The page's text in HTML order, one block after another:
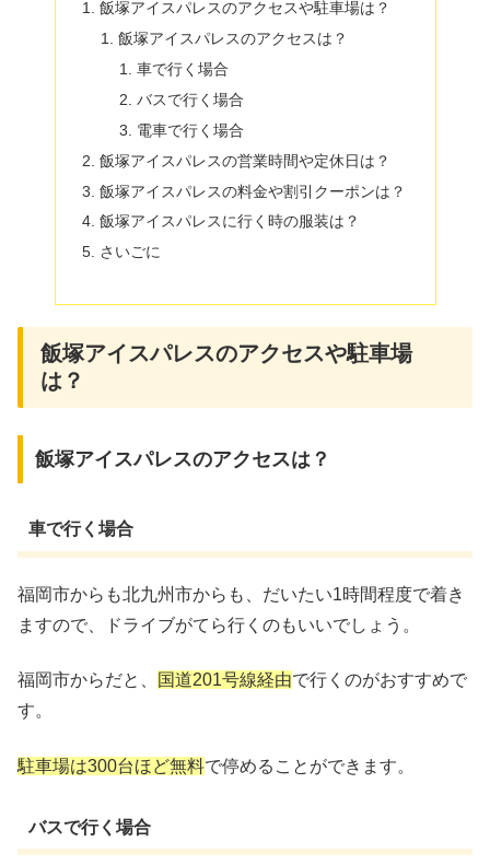
飯塚アイスパレスのアクセスや駐車場は？
飯塚アイスパレスのアクセスは？
車で行く場合
バスで行く場合
電車で行く場合
飯塚アイスパレスの営業時間や定休日は？
飯塚アイスパレスの料金や割引クーポンは？
飯塚アイスパレスに行く時の服装は？
さいごに
飯塚アイスパレスのアクセスや駐車場
は？
飯塚アイスパレスのアクセスは？
車で行く場合
福岡市からも北九州市からも、だいたい1時間程度で着き
ますので、ドライブがてら行くのもいいでしょう。
福岡市からだと、 国道201号線経由で行くのがおすすめで
す。
駐車場は300台ほど無料で停めることができます。
バスで行く場合